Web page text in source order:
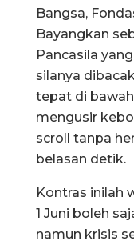
Bangsa,
Bayangkan
Pancasila
silanya
tepat di
mengusir
scroll tanpa
belasan detik.
Kontras inilah
1 Juni boleh
namun krisis